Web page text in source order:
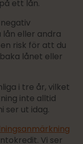
ett lån.
eller andra
risk för att du
lånet eller
i tre år, vilket
inte alltid
ser ut idag.
Vi ser